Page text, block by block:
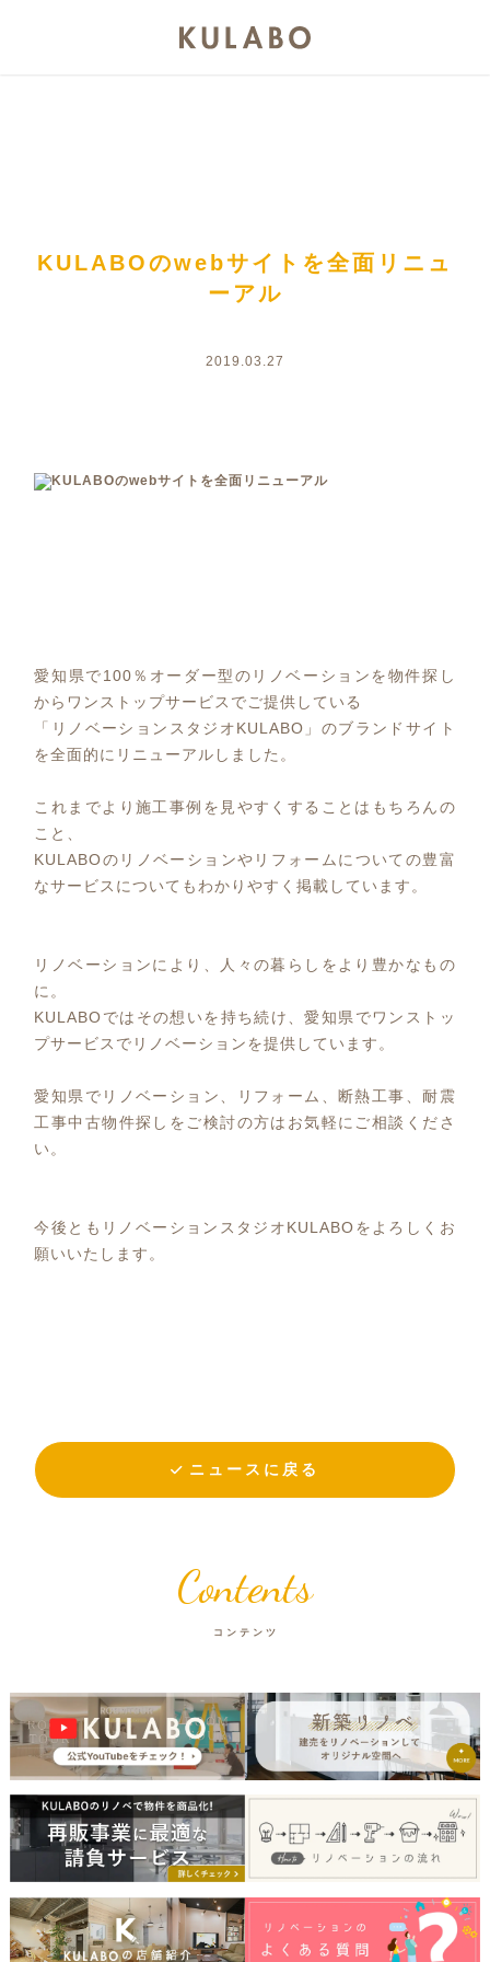
KULABOのwebサイトを全面リニュ
ーアル
2019.03.27
愛知県で100％オーダー型のリノベーションを物件探し
からワンストップサービスでご提供している
「リノベーションスタジオKULABO」のブランドサイト
を全面的にリニューアルしました。
これまでより施工事例を見やすくすることはもちろんの
こと、
KULABOのリノベーションやリフォームについての豊富
なサービスについてもわかりやすく掲載しています。
リノベーションにより、人々の暮らしをより豊かなもの
に。
KULABOではその想いを持ち続け、愛知県でワンストッ
プサービスでリノベーションを提供しています。
愛知県でリノベーション、リフォーム、断熱工事、耐震
工事中古物件探しをご検討の方はお気軽にご相談くださ
い。
今後ともリノベーションスタジオKULABOをよろしくお
願いいたします。
ニュースに戻る
Contents
コンテンツ